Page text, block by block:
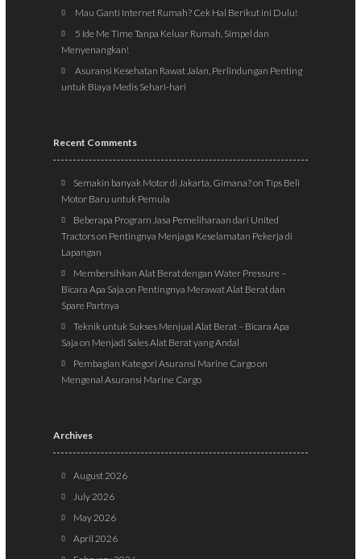
Mau Ganti Internet Rumah? Cek Hal Berikut ini Dulu!
5 Ide Me Time Tanpa Keluar Rumah, Simpel dan
Menyenangkan!
Asuransi Kesehatan Rawat Jalan, Perlindungan Penting
untuk Biaya Medis Sehari-hari
Recent Comments
Semakin banyak Motor di Jakarta, Gimana?onTips Beli
Motor Baru untuk Pemula
Beberapa Program Jasa Pemeliharaan dari United
Tractorson Pentingnya Menjaga Keselamatan Pekerja di
Lapangan
Membersihkan Alat Berat dengan Water Pressure –
Bicara Apa Saja on Pentingnya Merawat Alat Berat dan
Spare Partnya
Teknik untuk Sukses Menjual Alat Berat – Bicara Apa
Saja on Menjadi Sales Alat Berat yang Andal
Pembagian Kategori Asuransi Marine Cargoon
Mengenal Asuransi Marine Cargo
Archives
August 2026
July 2026
May 2026
April 2026